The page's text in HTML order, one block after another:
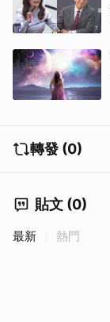
轉發 (0)
貼文 (0)
最新 熱門